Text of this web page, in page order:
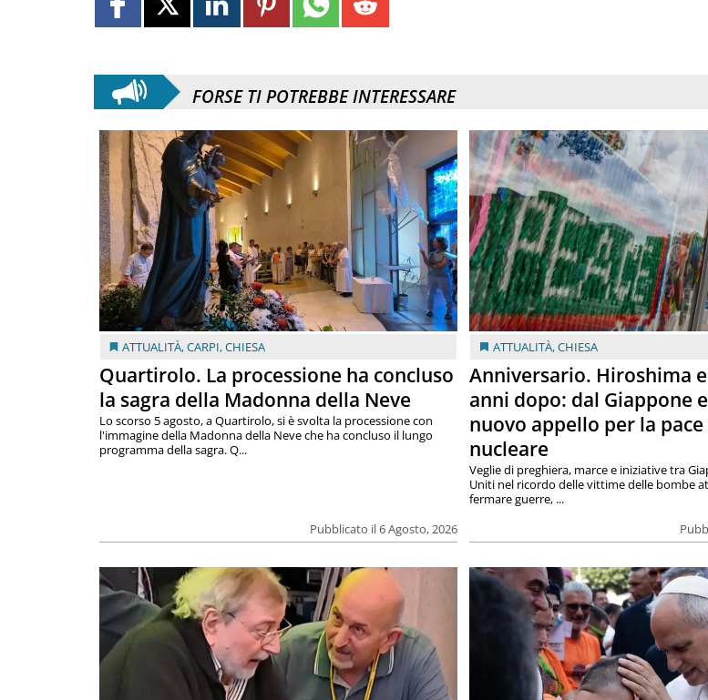
FORSE TI POTREBBE INTERESSARE
ATTUALITÀ,CARPI,CHIESA
Quartirolo. La processione ha concluso
la sagra della Madonna della Neve
Pubblicato il 6 Agosto, 2026
Lo scorso 5 agosto, a Quartirolo, si è svolta la processione con
l'immagine della Madonna della Neve che ha concluso il lungo
programma della sagra. Q...
ATTUALITÀ,CHIESA
Anniversario. Hiroshima e
anni dopo: dal Giappone
nuovo appello per la
nucleare
Veglie di preghiera, marce e iniziative tra
Uniti nel ricordo delle vittime delle bombe
fermare guerre, ...